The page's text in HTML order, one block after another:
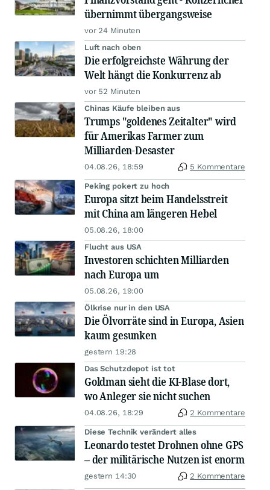
übernimmt übergangsweise
vor 24 Minuten
Luft nach oben
Die erfolgreichste Währung der
Welt hängt die Konkurrenz ab
vor 52 Minuten
Chinas Käufe bleiben aus
Trumps "goldenes Zeitalter" wird
für Amerikas Farmer zum
Milliarden-Desaster
04.08.26, 18:59 5 Kommentare
Peking pokert zu hoch
Europa sitzt beim Handelsstreit
mit China am längeren Hebel
05.08.26, 18:00
Flucht aus USA
Investoren schichten Milliarden
nach Europa um
05.08.26, 19:00
Ölkrise nur in den USA
Die Ölvorräte sind in Europa, Asien
kaum gesunken
gestern 19:28
Das Schutzdepot ist tot
Goldman sieht die KI-Blase dort,
wo Anleger sie nicht suchen
04.08.26, 18:29 2 Kommentare
Diese Technik verändert alles
Leonardo testet Drohnen ohne GPS
– der militärische Nutzen ist enorm
gestern 14:30 2 Kommentare